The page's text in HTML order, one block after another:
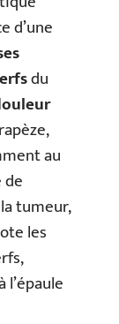
d’une
du
au
tumeur,
les